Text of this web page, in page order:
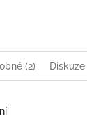
(2) Diskuze